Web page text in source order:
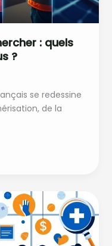
: quels
?
se redessine
de la